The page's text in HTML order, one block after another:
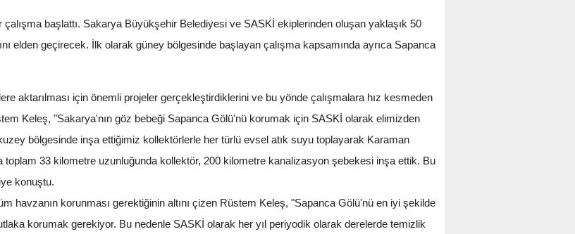
başlattı. Sakarya Büyükşehir Belediyesi ve SASKİ ekiplerinden oluşan yaklaşık 50
elden geçirecek. İlk olarak güney bölgesinde başlayan çalışma kapsamında ayrıca Sapanca
aktarılması için önemli projeler gerçekleştirdiklerini ve bu yönde çalışmalara hız kesmeden
Keleş, "Sakarya'nın göz bebeği Sapanca Gölü'nü korumak için SASKİ olarak elimizden
bölgesinde inşa ettiğimiz kollektörlerle her türlü evsel atık suyu toplayarak Karaman
toplam 33 kilometre uzunluğunda kollektör, 200 kilometre kanalizasyon şebekesi inşa ettik. Bu
konuştu.
havzanın korunması gerektiğinin altını çizen Rüstem Keleş, "Sapanca Gölü'nü en iyi şekilde
korumak gerekiyor. Bu nedenle SASKİ olarak her yıl periyodik olarak derelerde temizlik